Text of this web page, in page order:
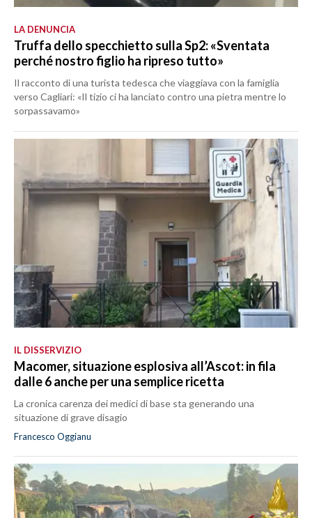
LA DENUNCIA
Truffa dello specchietto sulla Sp2: «Sventata
perché nostro figlio ha ripreso tutto»
Il racconto di una turista tedesca che viaggiava con la famiglia
verso Cagliari: «Il tizio ci ha lanciato contro una pietra mentre lo
sorpassavamo»
IL DISSERVIZIO
Macomer, situazione esplosiva all’Ascot: in fila
dalle 6 anche per una semplice ricetta
La cronica carenza dei medici di base sta generando una
situazione di grave disagio
Francesco Oggianu